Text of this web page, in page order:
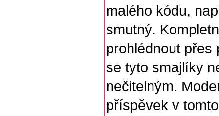
malého kódu,
smutný.
prohlédnout přes
se tyto smajlíky
nečitelným.
příspěvek v